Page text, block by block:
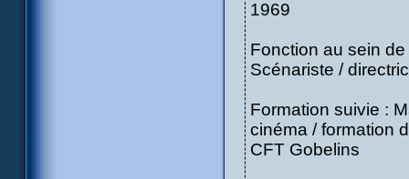
1969
Fonction au sein
Scénariste /
Formation suivie :
cinéma / formation
CFT Gobelins